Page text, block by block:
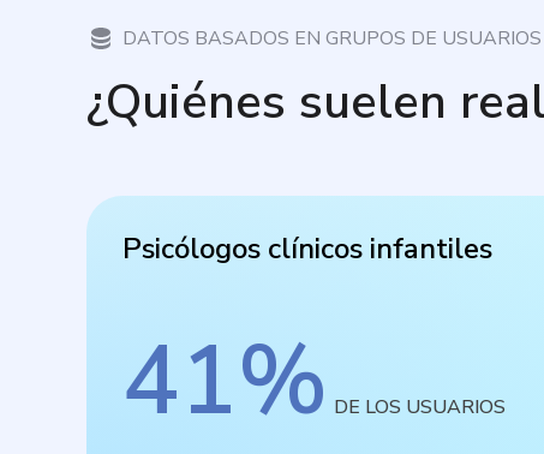
DATOS BASADOS EN GRUPOS DE USUARIOS
¿Quiénes suelen
Psicólogos clínicos infantiles
41% DE LOS USUARIOS